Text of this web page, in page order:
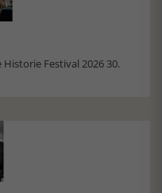
Festival 2026 30.